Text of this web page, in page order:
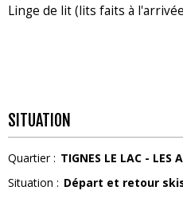
Linge de lit (lits faits à
SITUATION
Quartier : TIGNES LE LAC - LES
Situation : Départ et retour